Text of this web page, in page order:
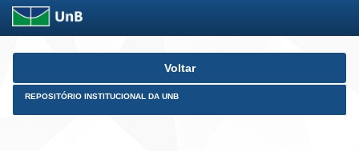
Skip
Voltar
REPOSITÓRIO INSTITUCIONAL DA UNB